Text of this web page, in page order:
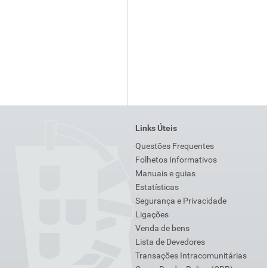
Links Úteis
Questões Frequentes
Folhetos Informativos
Manuais e guias
Estatísticas
Segurança e Privacidade
Ligações
Venda de bens
Lista de Devedores
Transações Intracomunitárias